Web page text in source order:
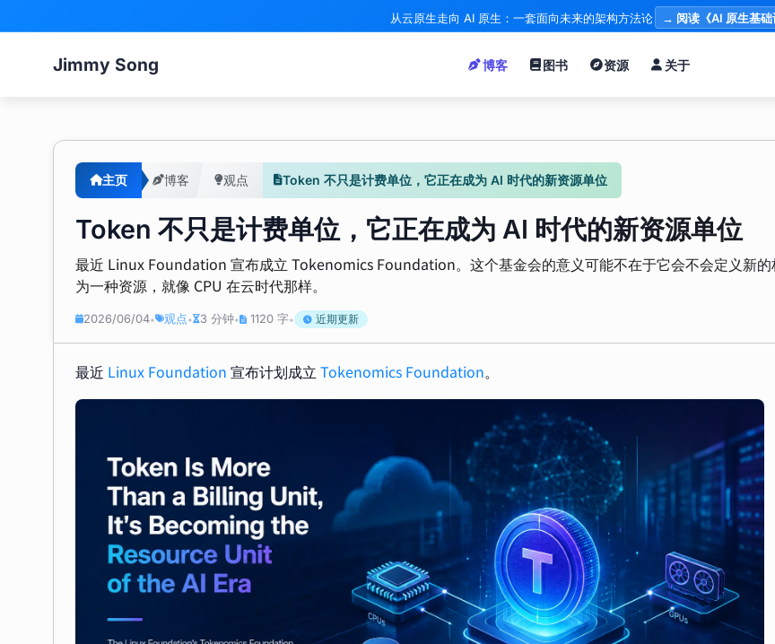
从云原生走向 AI 原生：一套面向未来的架构方法论 → 阅读《AI 原生基础
Jimmy Song 博客 图书 资源 关于
主页 博客 观点 Token 不只是计费单位，它正在成为 AI 时代的新资源单位
Token 不只是计费单位，它正在成为 AI 时代的新资源单位
最近 Linux Foundation 宣布成立 Tokenomics Foundation。这个基金会的意义可能不在于它会不会定义新
为一种资源，就像 CPU 在云时代那样。
2026/06/04• 观点• 3 分钟• 1120 字• 近期更新
最近 Linux Foundation 宣布计划成立 Tokenomics Foundation。